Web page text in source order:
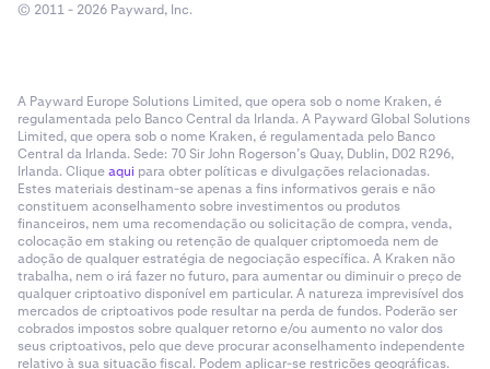
© 2011 - 2026 Payward, Inc.
A Payward Europe Solutions Limited, que opera sob o nome Kraken, é
regulamentada pelo Banco Central da Irlanda. A Payward Global Solutions
Limited, que opera sob o nome Kraken, é regulamentada pelo Banco
Central da Irlanda. Sede: 70 Sir John Rogerson’s Quay, Dublin, D02 R296,
Irlanda. Cliqueaqui para obter políticas e divulgações relacionadas.
Estes materiais destinam-se apenas a fins informativos gerais e não
constituem aconselhamento sobre investimentos ou produtos
financeiros, nem uma recomendação ou solicitação de compra, venda,
colocação em staking ou retenção de qualquer criptomoeda nem de
adoção de qualquer estratégia de negociação específica. A Kraken não
trabalha, nem o irá fazer no futuro, para aumentar ou diminuir o preço de
qualquer criptoativo disponível em particular. A natureza imprevisível dos
mercados de criptoativos pode resultar na perda de fundos. Poderão ser
cobrados impostos sobre qualquer retorno e/ou aumento no valor dos
seus criptoativos, pelo que deve procurar aconselhamento independente
relativo à sua situação fiscal. Podem aplicar-se restrições geográficas.